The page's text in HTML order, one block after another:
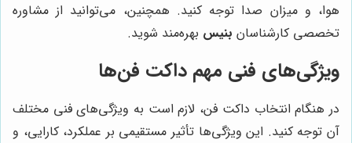
هوا، و میزان صدا توجه کنید. همچنین، می‌توانید از مشاوره
تخصصی کارشناسان بنیس بهره‌مند شوید.
ویژگی‌های فنی مهم داکت فن‌ها
در هنگام انتخاب داکت فن، لازم است به ویژگی‌های فنی مختلف
آن توجه کنید. این ویژگی‌ها تأثیر مستقیمی بر عملکرد، کارایی، و